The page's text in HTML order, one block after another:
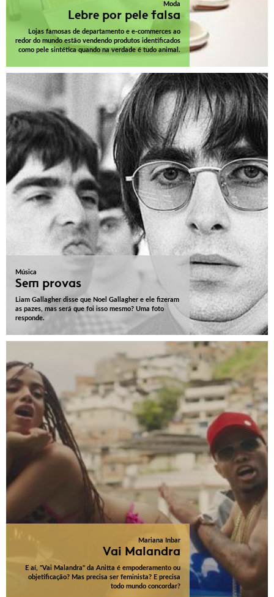
Moda
Lebre por pele falsa
Lojas famosas de departamento e e-commerces ao
redor do mundo estão vendendo produtos identificados
como pele sintética quando na verdade é tudo animal.
Música
Sem provas
Liam Gallagher disse que Noel Gallagher e ele fizeram
as pazes, mas será que foi isso mesmo? Uma foto
responde.
Mariana Inbar
Vai Malandra
E aí, "Vai Malandra" da Anitta é empoderamento ou
objetificação? Mas precisa ser feminista? E precisa
todo mundo concordar?